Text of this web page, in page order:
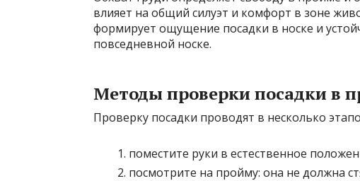
влияет на общий силуэт и комфорт в зоне
формирует ощущение посадки в носке и
повседневной носке.
Методы проверки посадки в
Проверку посадки проводят в несколько
поместите руки в естественное
посмотрите на пройму: она не должна